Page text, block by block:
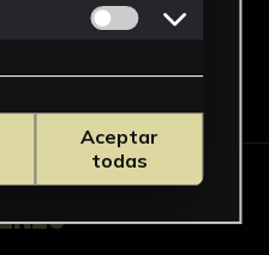
Ficha
Permitir cookies
Aceptar
todas